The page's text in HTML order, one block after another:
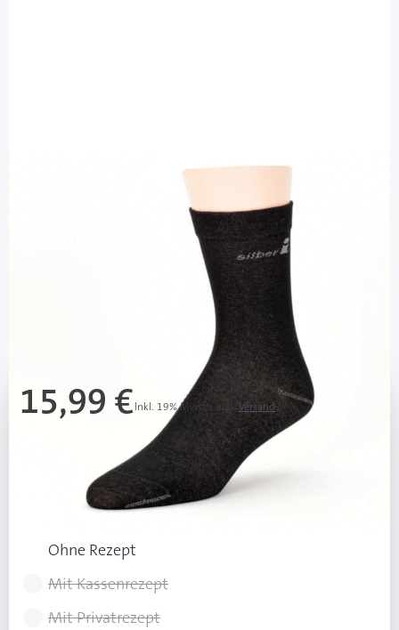
Ihle Diabetikersocke beige Gr. 43-46 -
Silbersocke / 1 Paar
15,99 €Inkl. 19% Mwst., zzgl. Versand
(0,49 € Ersparnis pro Stk.)
Rezeptart wählen
Ohne Rezept
Mit Kassenrezept
Mit Privatrezept